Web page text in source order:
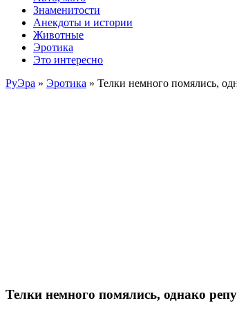
Знаменитости
Анекдоты и истории
Животные
Эротика
Это интересно
РуЭра » Эротика » Телки немного помялись,
Телки немного помялись, однако